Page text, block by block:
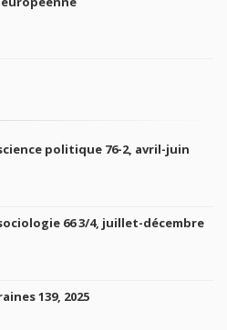
politique 76-2, avril-juin
66 3/4, juillet-décembre
139, 2025